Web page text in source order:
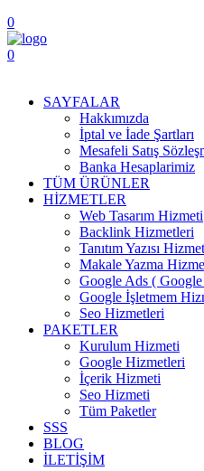
0
0
SAYFALAR
Hakkımızda
İptal ve İade Şartları
Mesafeli Satış
Banka Hesaplarimiz
TÜM ÜRÜNLER
HİZMETLER
Web Tasarım Hizmeti
Backlink Hizmetleri
Tanıtım Yazısı
Makale Yazma
Google Ads (
Google İşletmem
Seo Hizmetleri
PAKETLER
Kurulum Hizmeti
Google Hizmetleri
İçerik Hizmeti
Seo Hizmeti
Tüm Paketler
SSS
BLOG
İLETİŞİM